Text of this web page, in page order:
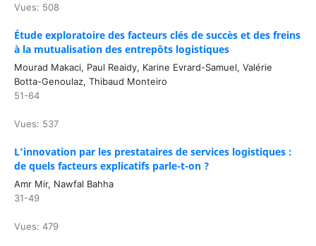
Vues: 508
Étude exploratoire des facteurs clés de succès et des freins
à la mutualisation des entrepôts logistiques
Mourad Makaci, Paul Reaidy, Karine Evrard-Samuel, Valérie
Botta-Genoulaz, Thibaud Monteiro
51-64
Vues: 537
L’innovation par les prestataires de services logistiques :
de quels facteurs explicatifs parle-t-on ?
Amr Mir, Nawfal Bahha
31-49
Vues: 479